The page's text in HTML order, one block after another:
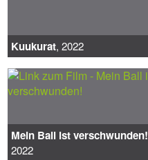
Kuukurat, 2022
Mein Ball ist verschwunden!
2022